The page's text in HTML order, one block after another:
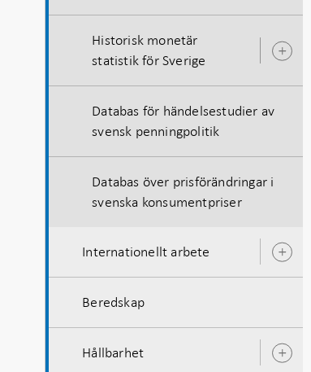
Historisk monetär
statistik för Sverige
Databas för händelsestudier av
svensk penningpolitik
Databas över prisförändringar i
svenska konsumentpriser
Internationellt arbete
Beredskap
Hållbarhet